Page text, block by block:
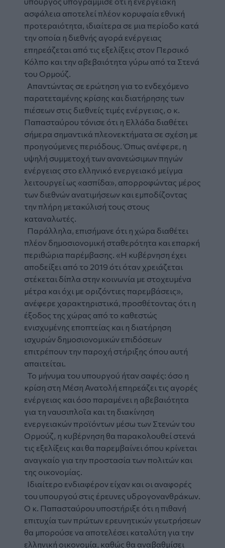
ασφάλεια αποτελεί πλέον κορυφαία εθνική
προτεραιότητα, ιδιαίτερα σε μια περίοδο κατά
την οποία η διεθνής αγορά ενέργειας
επηρεάζεται από τις εξελίξεις στον Περσικό
Κόλπο και την αβεβαιότητα γύρω από τα Στενά
του Ορμούζ.
Απαντώντας σε ερώτηση για το ενδεχόμενο
παρατεταμένης κρίσης και διατήρησης των
πιέσεων στις διεθνείς τιμές ενέργειας, ο κ.
Παπασταύρου τόνισε ότι η Ελλάδα διαθέτει
σήμερα σημαντικά πλεονεκτήματα σε σχέση με
προηγούμενες περιόδους. Όπως ανέφερε, η
υψηλή συμμετοχή των ανανεώσιμων πηγών
ενέργειας στο ελληνικό ενεργειακό μείγμα
λειτουργεί ως «ασπίδα», απορροφώντας μέρος
των διεθνών ανατιμήσεων και εμποδίζοντας
την πλήρη μετακύλισή τους στους
καταναλωτές.
Παράλληλα, επισήμανε ότι η χώρα διαθέτει
πλέον δημοσιονομική σταθερότητα και επαρκή
περιθώρια παρέμβασης. «Η κυβέρνηση έχει
αποδείξει από το 2019 ότι όταν χρειάζεται
στέκεται δίπλα στην κοινωνία με στοχευμένα
μέτρα και όχι με οριζόντιες παρεμβάσεις»,
ανέφερε χαρακτηριστικά, προσθέτοντας ότι η
έξοδος της χώρας από το καθεστώς
ενισχυμένης εποπτείας και η διατήρηση
ισχυρών δημοσιονομικών επιδόσεων
επιτρέπουν την παροχή στήριξης όπου αυτή
απαιτείται.
Το μήνυμα του υπουργού ήταν σαφές: όσο η
κρίση στη Μέση Ανατολή επηρεάζει τις αγορές
ενέργειας και όσο παραμένει η αβεβαιότητα
για τη ναυσιπλοΐα και τη διακίνηση
ενεργειακών προϊόντων μέσω των Στενών του
Ορμούζ, η κυβέρνηση θα παρακολουθεί στενά
τις εξελίξεις και θα παρεμβαίνει όπου κρίνεται
αναγκαίο για την προστασία των πολιτών και
της οικονομίας.
Ιδιαίτερο ενδιαφέρον είχαν και οι αναφορές
του υπουργού στις έρευνες υδρογονανθράκων.
Ο κ. Παπασταύρου υποστήριξε ότι η πιθανή
επιτυχία των πρώτων ερευνητικών γεωτρήσεων
θα μπορούσε να αποτελέσει καταλύτη για την
ελληνική οικονομία, καθώς θα αναβαθμίσει